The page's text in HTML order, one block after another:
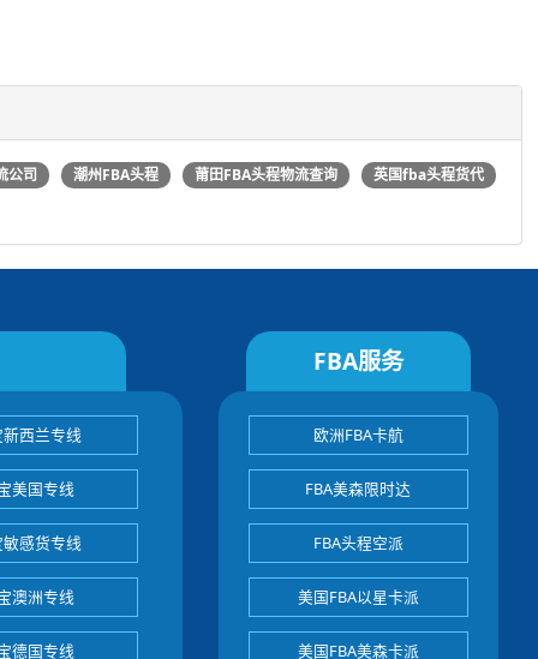
公司 潮州FBA头程 莆田FBA头程物流查询
英国fba头程货代
西兰专线
美国专线
感货专线
澳洲专线
德国专线
FBA服务
欧洲FBA卡航
FBA美森限时达
FBA头程空派
美国FBA以星卡派
美国FBA美森卡派